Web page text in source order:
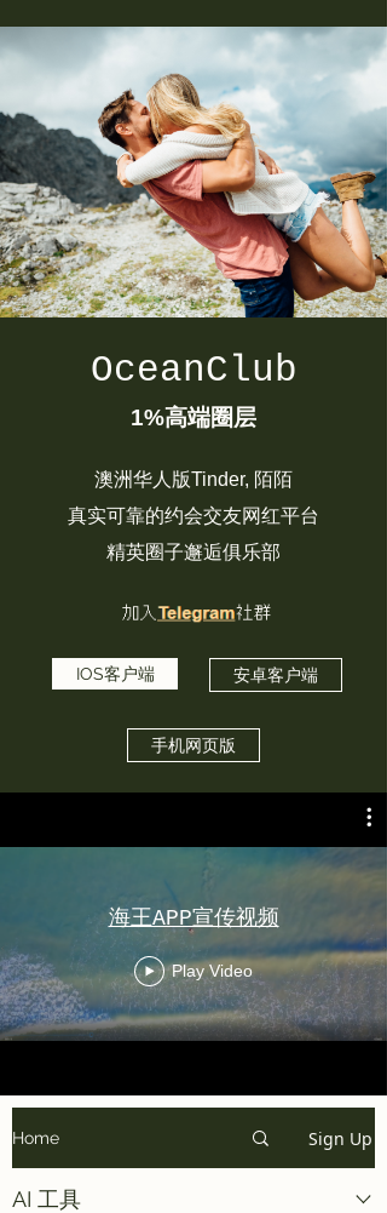
OceanClub
1%高端圈层
澳洲华人版Tinder, 陌陌
真实可靠的约会交友网红平台
精英圈子邂逅俱乐部
IOS客户端 安卓客户端
手机网页版
海王APP宣传视频
Play Video
Home Sign Up
AI 工具